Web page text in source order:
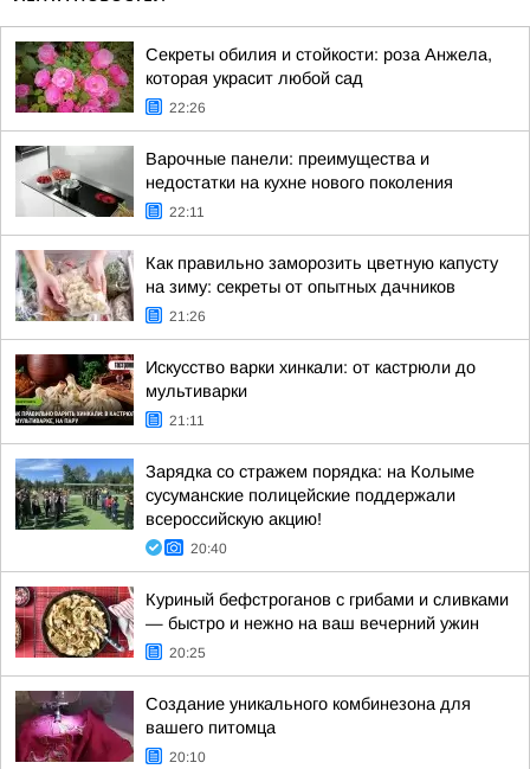
Секреты обилия и стойкости: роза Анжела,
которая украсит любой сад
22:26
Варочные панели: преимущества и
недостатки на кухне нового поколения
22:11
Как правильно заморозить цветную капусту
на зиму: секреты от опытных дачников
21:26
Искусство варки хинкали: от кастрюли до
мультиварки
21:11
Зарядка со стражем порядка: на Колыме
сусуманские полицейские поддержали
всероссийскую акцию!
20:40
Куриный бефстроганов с грибами и сливками
— быстро и нежно на ваш вечерний ужин
20:25
Создание уникального комбинезона для
вашего питомца
20:10